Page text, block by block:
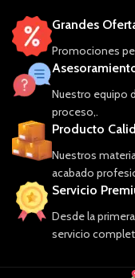
Grandes
Promociones
Nuestro equipo
proceso,.
Producto
Nuestros
acabado
Servicio
Desde la
servicio